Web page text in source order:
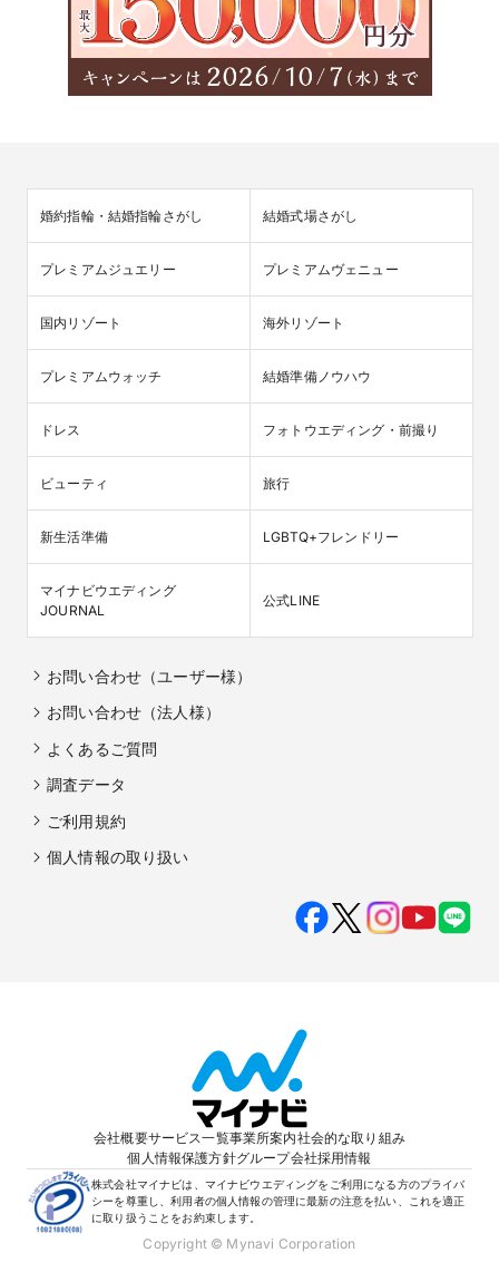
婚約指輪・結婚指輪さがし 結婚式場さがし
プレミアムジュエリー プレミアムヴェニュー
国内リゾート 海外リゾート
プレミアムウォッチ 結婚準備ノウハウ
ドレス フォトウエディング・前撮り
ビューティ 旅行
新生活準備 LGBTQ+フレンドリー
マイナビウエディング
JOURNAL
公式LINE
お問い合わせ（ユーザー様）
お問い合わせ（法人様）
よくあるご質問
調査データ
ご利用規約
個人情報の取り扱い
会社概要サービス一覧事業所案内社会的な取り組み
個人情報保護方針グループ会社採用情報
株式会社マイナビは、マイナビウエディングをご利用になる方のプライバ
シーを尊重し、利用者の個人情報の管理に最新の注意を払い、これを適正
に取り扱うことをお約束します。
Copyright © Mynavi Corporation